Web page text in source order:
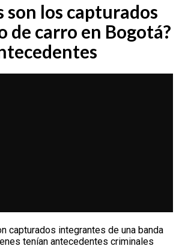
EMISIÓN 12:30 PM
EMISIÓN 7:00 PM
son los capturados
de carro en Bogotá?
capturados integrantes de una banda
tenían antecedentes criminales